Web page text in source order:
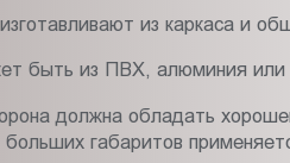
из каркаса и
быть из ПВХ, алюминия или
должна обладать
больших габаритов